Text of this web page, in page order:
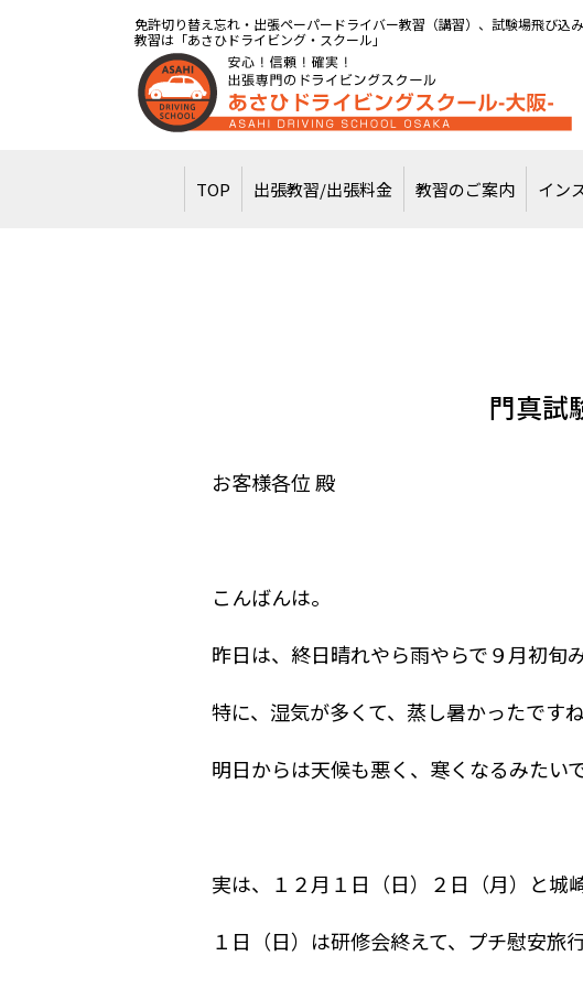
免許切り替え忘れ・出張ペーパードライバー教習（講習）、試験場飛び込
教習は「あさひドライビング・スクール」
TOP 出張教習/出張料金 教習のご案内 イン
門真試
お客様各位 殿
こんばんは。
昨日は、終日晴れやら雨やらで９月初旬
特に、湿気が多くて、蒸し暑かったです
明日からは天候も悪く、寒くなるみたい
実は、１２月１日（日）２日（月）と
１日（日）は研修会終えて、プチ慰安旅